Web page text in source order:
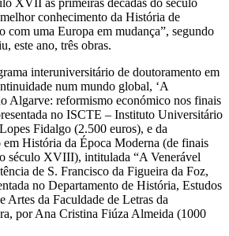
XVII às primeiras décadas do século
conhecimento da História de
com uma Europa em mudança”, segundo
este ano, três obras.
interuniversitário de doutoramento em
num mundo global, ‘A
Algarve: reformismo económico nos finais
no ISCTE – Instituto Universitário
Fidalgo (2.500 euros), e da
em História da Época Moderna (de finais
século XVIII), intitulada “A Venerável
de S. Francisco da Figueira da Foz,
no Departamento de História, Estudos
Artes da Faculdade de Letras da
por Ana Cristina Fiúza Almeida (1000